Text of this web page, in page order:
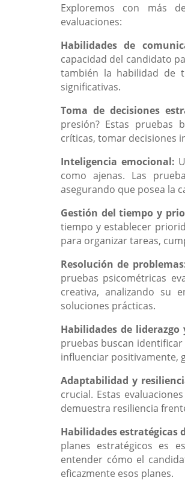
Exploremos con más
evaluaciones:
Habilidades de
capacidad del candidato
también la habilidad de
significativas.
Toma de decisiones
presión? Estas pruebas
críticas, tomar decisiones
Inteligencia emocional:
como ajenas. Las
asegurando que posea la
Gestión del tiempo y
tiempo y establecer
para organizar tareas,
Resolución de
pruebas psicométricas
creativa, analizando su
soluciones prácticas.
Habilidades de
pruebas buscan
influenciar positivamente,
Adaptabilidad y
crucial. Estas
demuestra resiliencia
Habilidades estratégicas
planes estratégicos es
entender cómo el
eficazmente esos planes.